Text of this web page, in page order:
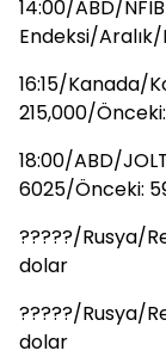
14:00/ABD/
Endeksi/
16:15/Kanada/
215,000/
18:00/ABD/
6025/Önceki:
?????/Rusya/
dolar
?????/Rusya/
dolar